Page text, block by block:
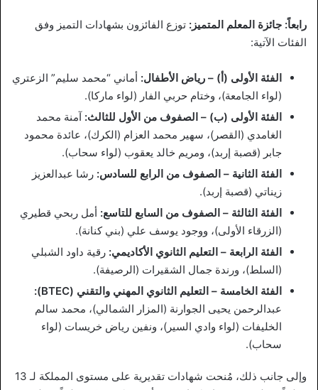
رابعاً: جائزة المعلم المتميز: توزع الفائزون بشهادات التميز وفق
الفئات الآتية:
الفئة الأولى (أ) – رياض الأطفال: أماني “محمد سليم” الزعتري
(لواء الجامعة)، وختام حربي الفار (لواء ماركا).
الفئة الأولى (ب) – الصفوف من الأول للثالث: آمنة محمد
الغامدي (القصر)، سهير محمد العزام (الكرك)، عائدة محمود
جابر (قصبة إربد)، ومريم خالد يعقوب (لواء سحاب).
الفئة الثانية – الصفوف من الرابع للسادس: رشا عبدالعزيز
زيناتي (قصبة إربد).
الفئة الثالثة – الصفوف من السابع للتاسع: أمل ربحي قطيري
(الزرقاء الأولى)، ووجود يوسف علي (بني كنانة).
الفئة الرابعة – التعليم الثانوي الأكاديمي: رقية داود الشبلي
(السلط)، ورندة جمال الشقيرات (الرصيفة).
الفئة الخامسة – التعليم الثانوي المهني والتقني (BTEC):
عبدالرحمن يحيى الجوارنة (المزار الشمالي)، محمد سالم
الخليفات (لواء وادي السير)، ونفين رياض خريسات (لواء
سحاب).
وإلى جانب ذلك، مُنحت شهادات تقديرية على مستوى المملكة لـ 13